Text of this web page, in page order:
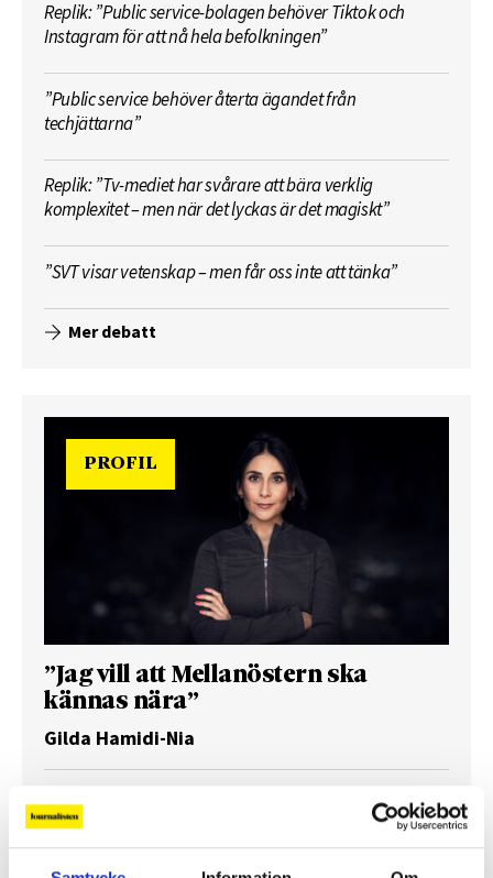
Replik: ”Public service-bolagen behöver Tiktok och
Instagram för att nå hela befolkningen”
”Public service behöver återta ägandet från
techjättarna”
Replik: ”Tv-mediet har svårare att bära verklig
komplexitet – men när det lyckas är det magiskt”
”SVT visar vetenskap – men får oss inte att tänka”
Mer debatt
PROFIL
”Jag vill att Mellanöstern ska
kännas nära”
Gilda Hamidi-Nia